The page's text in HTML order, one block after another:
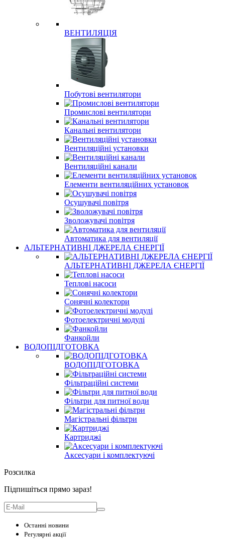
ВЕНТИЛЯЦІЯ
Побутові вентилятори
Промислові вентилятори
Канальні вентилятори
Вентиляційні установки
Вентиляційні канали
Елементи вентиляційних установок
Осушувачі повітря
Зволожувачі повітря
Автоматика для вентиляції
АЛЬТЕРНАТИВНІ ДЖЕРЕЛА ЄНЕРГІЇ
АЛЬТЕРНАТИВНІ ДЖЕРЕЛА ЄНЕРГІЇ
Теплові насоси
Сонячні колектори
Фотоелектричні модулі
Фанкойли
ВОДОПІДГОТОВКА
ВОДОПІДГОТОВКА
Фільтраційні системи
Фільтри для питної води
Магістральні фільтри
Картриджі
Аксесуари і комплектуючі
Розсилка
Підпишіться прямо зараз!
Останні новини
Регулярні акції